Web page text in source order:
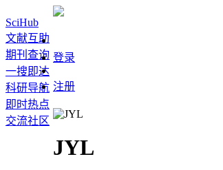
SciHub
文献互助
期刊查询
一搜即达
科研导航
即时热点
交流社区
登录
注册
JYL